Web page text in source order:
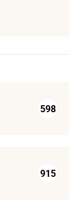
598
915